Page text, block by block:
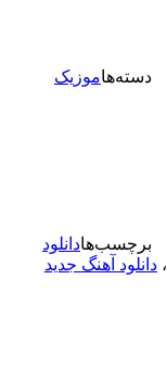
دسته‌هاموزیک
برچسب‌هادانلود
دانلود آهنگ جدید